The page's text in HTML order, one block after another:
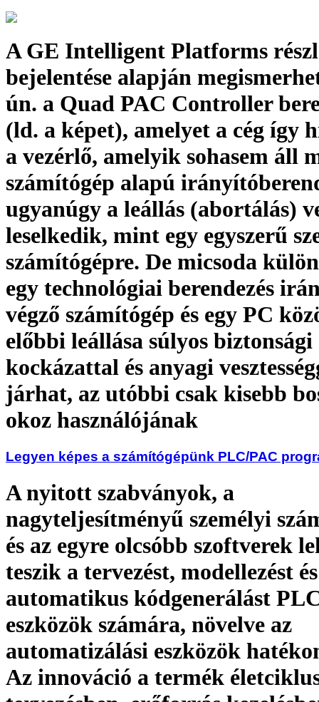
A GE Intelligent Platforms
bejelentése alapján
ún. a Quad PAC Controller
(ld. a képet), amelyet a cég
a vezérlő, amelyik sohasem áll
számítógép alapú
ugyanúgy a leállás (abortálás)
leselkedik, mint egy egyszerű
számítógépre. De micsoda
egy technológiai berendezés
végző számítógép és egy PC
előbbi leállása súlyos biztonsági
kockázattal és anyagi
járhat, az utóbbi csak kisebb
okoz használójának
Legyen képes a számítógépünk PLC/PAC
A nyitott szabványok, a
nagyteljesítményű személyi
és az egyre olcsóbb szoftverek
teszik a tervezést, modellezést
automatikus kódgenerálást
eszközök számára, növelve az
automatizálási eszközök
Az innováció a termék